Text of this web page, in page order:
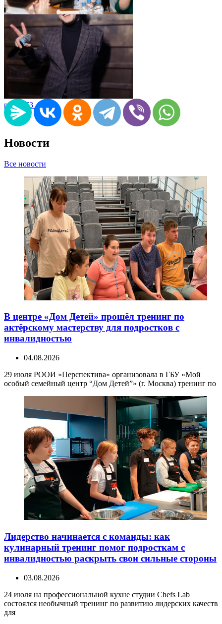
pic05663_08
pic05663_07
Новости
Все новости
В центре «Дом Детей» прошёл тренинг по
актёрскому мастерству для подростков с
инвалидностью
04.08.2026
29 июля РООИ «Перспектива» организовала в ГБУ «Мой
особый семейный центр “Дом Детей”» (г. Москва) тренинг по
Лидерство начинается с команды: как
кулинарный тренинг помог подросткам с
инвалидностью раскрыть свои сильные стороны
03.08.2026
24 июля на профессиональной кухне студии Chefs Lab
состоялся необычный тренинг по развитию лидерских качеств
для